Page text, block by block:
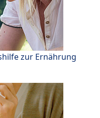
zur Ernährung